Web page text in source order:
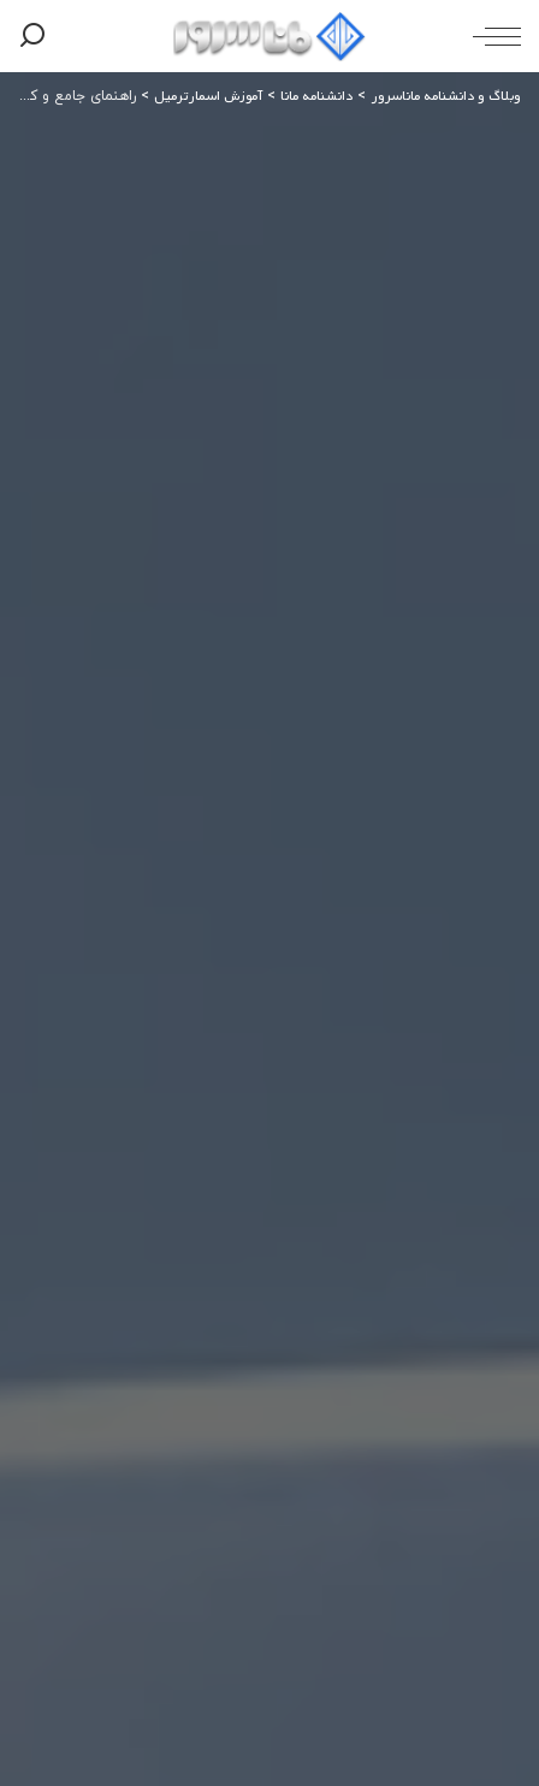
وبلاگ و دانشنامه ماناسرور > دانشنامه مانا >آموزش اسمارترمیل > راهنمای جامع و کاربردی حفظ اعتبار سرور ایمیل برای مدیران IT